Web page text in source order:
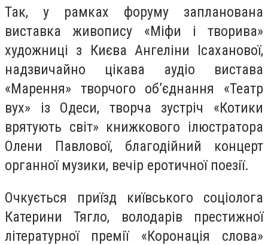
Так, у рамках форуму запланована
виставка живопису «Міфи і творива»
художниці з Києва Ангеліни Ісаханової,
надзвичайно цікава аудіо вистава
«Марення» творчого об’єднання «Театр
вух» із Одеси, творча зустріч «Котики
врятують світ» книжкового ілюстратора
Олени Павлової, благодійний концерт
органної музики, вечір еротичної поезії.
Очкується приїзд київського соціолога
Катерини Тягло, володарів престижної
літературної премії «Коронація слова»